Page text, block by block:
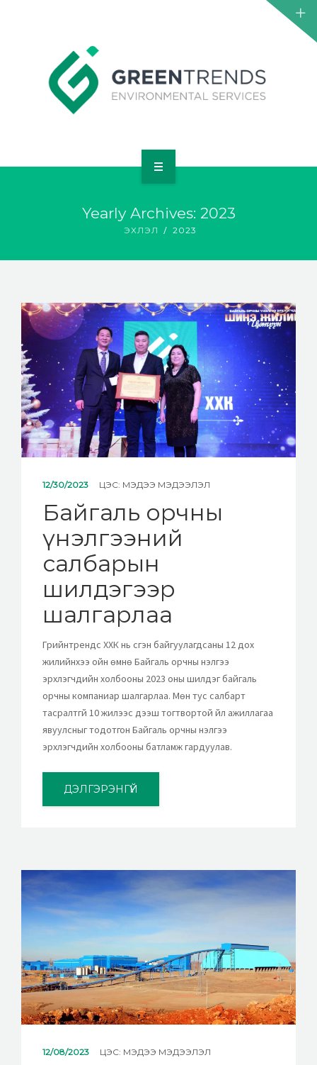
ТАНИЛЦУУЛГА
МЭДЭЭ
ХОЛБОО БАРИХ
Yearly Archives: 2023
ЭХЛЭЛ 2023
12/30/2023 ЦЭС: МЭДЭЭ МЭДЭЭЛЭЛ
Байгаль орчны
үнэлгээний
салбарын
шилдэгээр
шалгарлаа
Грийнтрендс ХХК нь үүсгэн байгуулагдсаны 12 дох
жилийнхээ ойн өмнө Байгаль орчны үнэлгээ
эрхлэгчдийн холбооны 2023 оны шилдэг байгаль
орчны компаниар шалгарлаа. Мөн тус салбарт
тасралтгүй 10 жилээс дээш тогтвортой үйл ажиллагаа
явуулсныг тодотгон Байгаль орчны үнэлгээ
эрхлэгчдийн холбооны батламж гардуулав.
ДЭЛГЭРЭНГҮЙ
12/08/2023 ЦЭС: МЭДЭЭ МЭДЭЭЛЭЛ